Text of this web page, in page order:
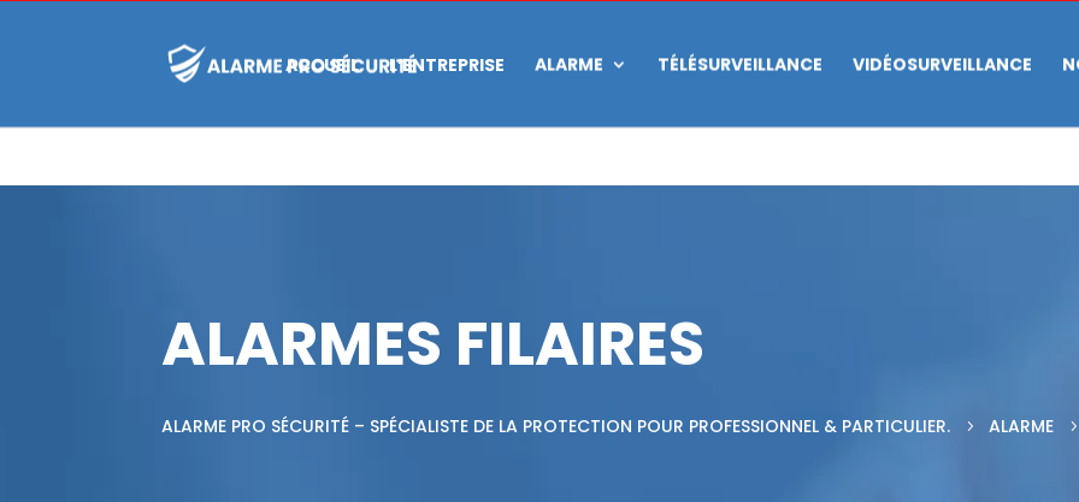
ACCUEIL L’ENTREPRISE ALARME TÉLÉSURVEILLANCE VIDÉOSURVEILLANCE
ALARMES FILAIRES
ALARME PRO SÉCURITÉ – SPÉCIALISTE DE LA PROTECTION POUR PROFESSIONNEL & PARTICULIER. 5 ALARME